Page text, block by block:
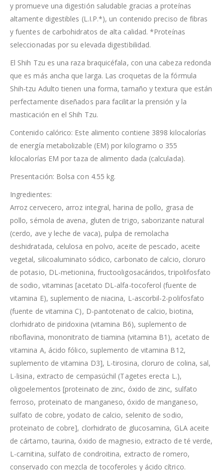
y promueve una digestión saludable gracias a proteínas
altamente digestibles (L.I.P.*), un contenido preciso de fibras
y fuentes de carbohidratos de alta calidad. *Proteínas
seleccionadas por su elevada digestibilidad.
El Shih Tzu es una raza braquicéfala, con una cabeza redonda
que es más ancha que larga. Las croquetas de la fórmula
Shih-tzu Adulto tienen una forma, tamaño y textura que están
perfectamente diseñados para facilitar la prensión y la
masticación en el Shih Tzu.
Contenido calórico: Este alimento contiene 3898 kilocalorías
de energía metabolizable (EM) por kilogramo o 355
kilocalorías EM por taza de alimento dada (calculada).
Presentación: Bolsa con 4.55 kg.
Ingredientes:
Arroz cervecero, arroz integral, harina de pollo, grasa de
pollo, sémola de avena, gluten de trigo, saborizante natural
(cerdo, ave y leche de vaca), pulpa de remolacha
deshidratada, celulosa en polvo, aceite de pescado, aceite
vegetal, silicoaluminato sódico, carbonato de calcio, cloruro
de potasio, DL-metionina, fructooligosacáridos, tripolifosfato
de sodio, vitaminas [acetato DL-alfa-tocoferol (fuente de
vitamina E), suplemento de niacina, L-ascorbil-2-polifosfato
(fuente de vitamina C), D-pantotenato de calcio, biotina,
clorhidrato de piridoxina (vitamina B6), suplemento de
riboflavina, mononitrato de tiamina (vitamina B1), acetato de
vitamina A, ácido fólico, suplemento de vitamina B12,
suplemento de vitamina D3], L-tirosina, cloruro de colina, sal,
L-lisina, extracto de cempasúchil (Tagetes erecta L.),
oligoelementos [proteinato de zinc, óxido de zinc, sulfato
ferroso, proteinato de manganeso, óxido de manganeso,
sulfato de cobre, yodato de calcio, selenito de sodio,
proteinato de cobre], clorhidrato de glucosamina, GLA aceite
de cártamo, taurina, óxido de magnesio, extracto de té verde,
L-carnitina, sulfato de condroitina, extracto de romero,
conservado con mezcla de tocoferoles y ácido cítrico.